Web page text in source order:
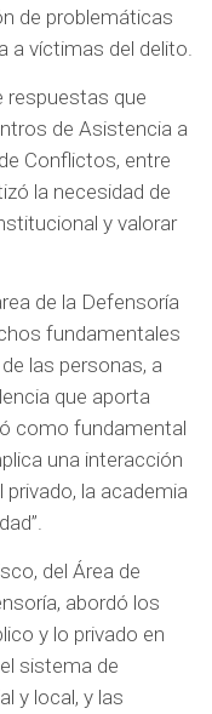
de problemáticas
a víctimas del delito.
respuestas que
de Asistencia a
Conflictos, entre
la necesidad de
y valorar
de la Defensoría
fundamentales
las personas, a
que aporta
como fundamental
una interacción
la academia
del Área de
abordó los
y lo privado en
sistema de
y local, y las